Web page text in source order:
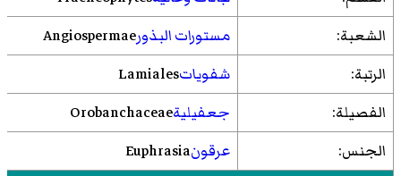
الشعبة:
مستورات البذورAngiospermae
الرتبة:
شفوياتLamiales
الفصيلة:
جعفيليةOrobanchaceae
الجنس:
عرقونEuphrasia